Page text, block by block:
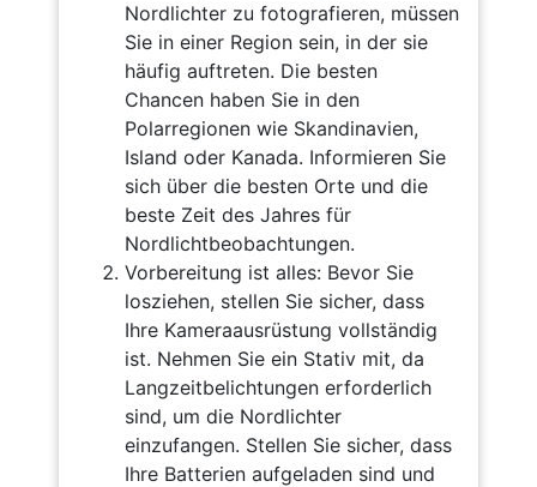
Nordlichter zu fotografieren, müssen
Sie in einer Region sein, in der sie
häufig auftreten. Die besten
Chancen haben Sie in den
Polarregionen wie Skandinavien,
Island oder Kanada. Informieren Sie
sich über die besten Orte und die
beste Zeit des Jahres für
Nordlichtbeobachtungen.
Vorbereitung ist alles: Bevor Sie
losziehen, stellen Sie sicher, dass
Ihre Kameraausrüstung vollständig
ist. Nehmen Sie ein Stativ mit, da
Langzeitbelichtungen erforderlich
sind, um die Nordlichter
einzufangen. Stellen Sie sicher, dass
Ihre Batterien aufgeladen sind und